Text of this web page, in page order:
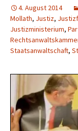
4. August 2014
Mollath, Justiz,
Justizministerium,
Staatsanwaltschaft,